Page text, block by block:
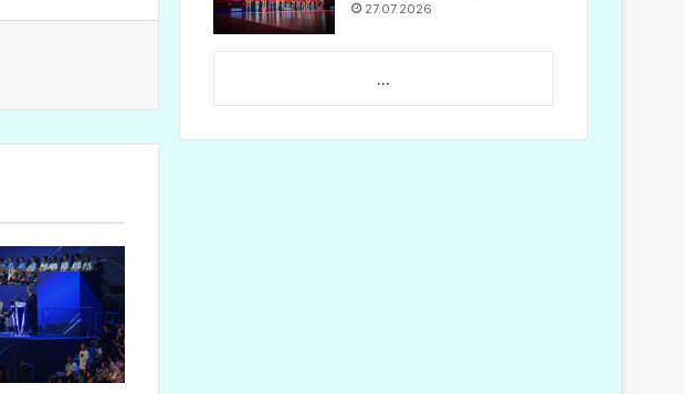
27.07.2026
...